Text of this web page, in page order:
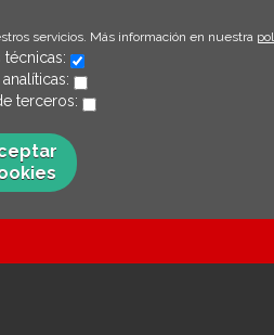
servicios. Más información en nuestra
técnicas:
terceros: